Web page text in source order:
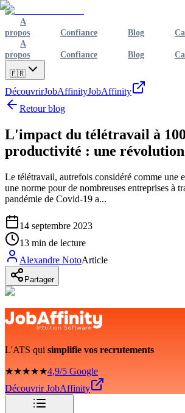
A
propos
Confiance Blog
A
propos
Confiance Blog
🇫🇷
DécouvrirJobAffinityJobAffinity
Retour blog
L'impact du télétravail à
productivité : une révolution
Le télétravail, autrefois considéré comme une
une norme pour de nombreuses entreprises à
pandémie de Covid-19 a...
14 septembre 2023
13 min de lecture
Alexandre NotoArticle
Partager
L'ATS qui simplifie vos recrutements
★★★★★4,9/5 Google
Découvrir JobAffinity